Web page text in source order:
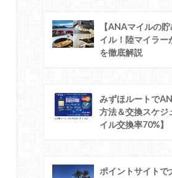
【ANAマイルの
イル！陸マイラー
を徹底解説
みずほルートで
方法＆交換スケジ
イル交換率70%】
ポイントサイト